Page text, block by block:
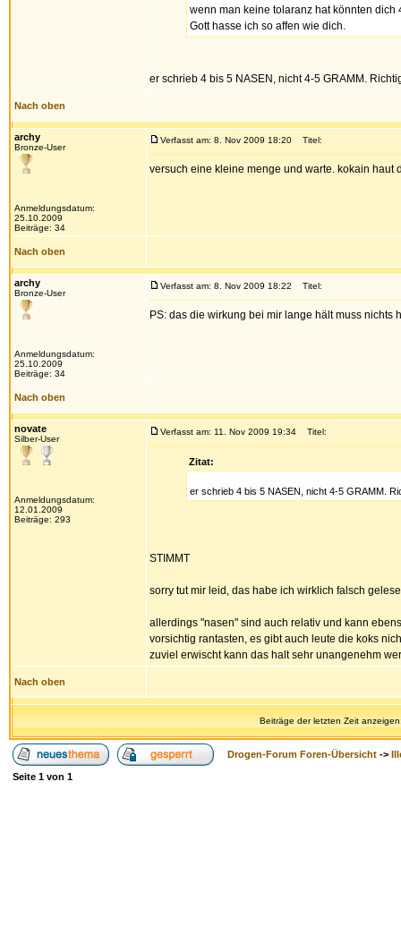
wenn man keine tolaranz hat könnten dich
Gott hasse ich so affen wie dich.
er schrieb 4 bis 5 NASEN, nicht 4-5 GRAMM.
Nach oben
archy
Bronze-User
Anmeldungsdatum:
25.10.2009
Beiträge: 34
Verfasst am: 8. Nov 2009 18:20 Titel:
versuch eine kleine menge und warte. kokain haut
Nach oben
archy
Bronze-User
Anmeldungsdatum:
25.10.2009
Beiträge: 34
Verfasst am: 8. Nov 2009 18:22 Titel:
PS: das die wirkung bei mir lange hält muss
Nach oben
novate
Silber-User
Anmeldungsdatum:
12.01.2009
Beiträge: 293
Verfasst am: 11. Nov 2009 19:34 Titel:
Zitat:
er schrieb 4 bis 5 NASEN, nicht 4-5 GRAMM.
STIMMT
sorry tut mir leid, das habe ich wirklich falsch
allerdings "nasen" sind auch relativ und kann
vorsichtig rantasten, es gibt auch leute die koks
zuviel erwischt kann das halt sehr unangenehm
Nach oben
Beiträge der letzten Zeit
Drogen-Forum Foren-Übersicht ->
Seite 1 von 1